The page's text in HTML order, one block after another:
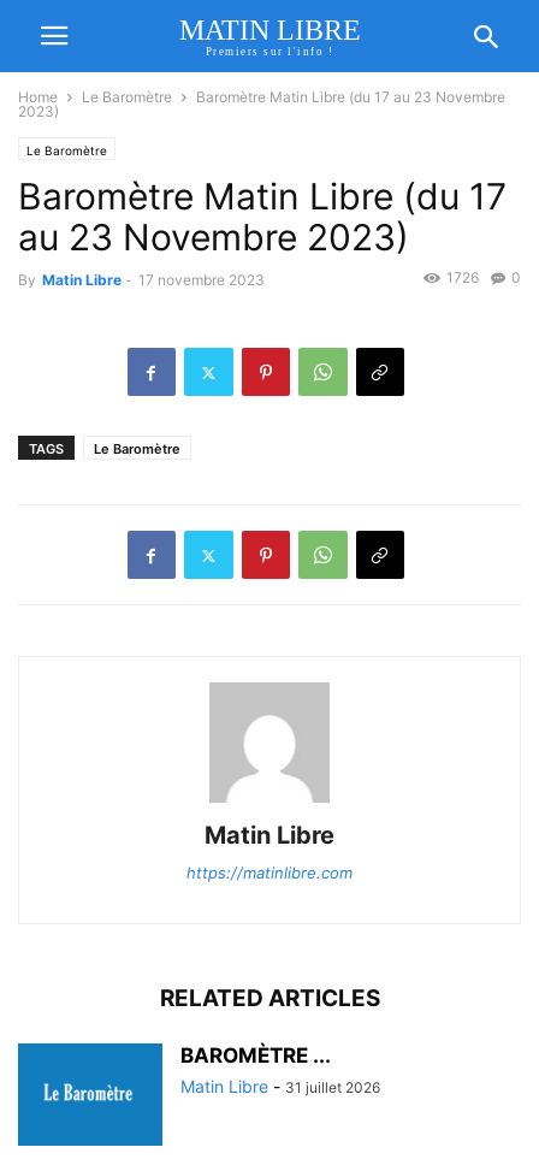
MATIN LIBRE
Premiers sur l'info !
Home Le Baromètre
Baromètre Matin Libre (du 17 au 23 Novembre
2023)
Le Baromètre
Baromètre Matin Libre (du 17
au 23 Novembre 2023)
By Matin Libre - 17 novembre 2023 0
1726
TAGS Le Baromètre
Matin Libre
https://matinlibre.com
RELATED ARTICLES
BAROMÈTRE ...
Matin Libre - 31 juillet 2026